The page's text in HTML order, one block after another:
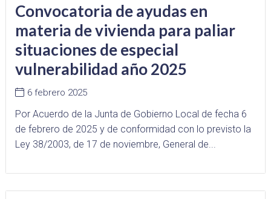
Convocatoria de ayudas en
materia de vivienda para paliar
situaciones de especial
vulnerabilidad año 2025
6 febrero 2025
Por Acuerdo de la Junta de Gobierno Local de fecha 6
de febrero de 2025 y de conformidad con lo previsto la
Ley 38/2003, de 17 de noviembre, General de...